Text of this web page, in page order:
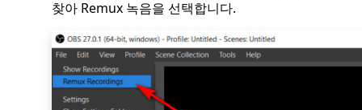
찾아 Remux 녹음을 선택합니다.